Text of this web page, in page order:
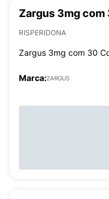
Zargus 3mg
RISPERIDONA
Zargus 3mg com 30
Marca:ZARGUS